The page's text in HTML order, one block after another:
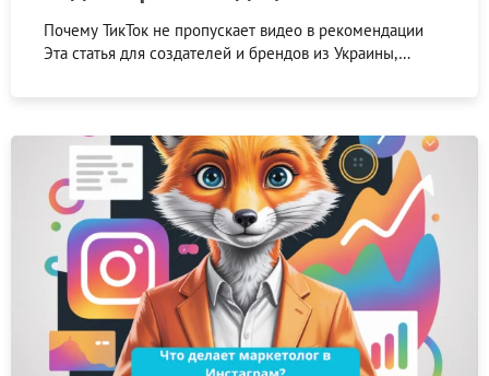
Почему ТикТок не пропускает видео в рекомендации
Эта статья для создателей и брендов из Украины,…